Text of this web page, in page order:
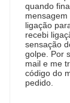
quando
ligação
recebi
sensação
golpe. Por
mail e me
código do
pedido.